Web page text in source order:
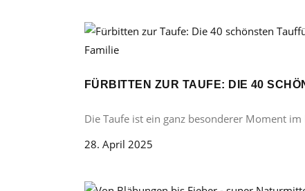
Familie
FÜRBITTEN ZUR TAUFE: DIE 40
Die Taufe ist ein ganz besonderer Moment im
28. April 2025